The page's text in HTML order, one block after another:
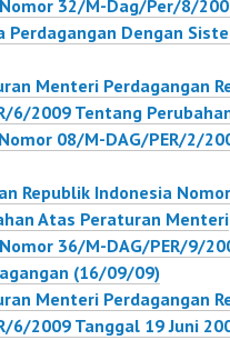
32/M-Dag/Per/8/
Perdagangan Dengan
Menteri Perdagangan
6/2009 Tentang
08/M-DAG/PER/2/
Republik Indonesia
Atas Peraturan Menteri
36/M-DAG/PER/9/
(16/09/09)
Menteri Perdagangan
6/2009 Tanggal 19 Juni